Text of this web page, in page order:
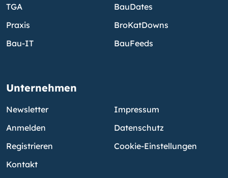
TGA
Praxis
Bau-IT
BauDates
BroKatDowns
BauFeeds
Unternehmen
Newsletter
Anmelden
Registrieren
Kontakt
Impressum
Datenschutz
Cookie-Einstellungen